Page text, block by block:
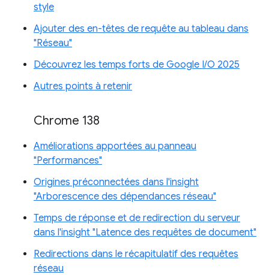
style
Ajouter des en-têtes de requête au tableau dans
"Réseau"
Découvrez les temps forts de Google I/O 2025
Autres points à retenir
Chrome 138
Améliorations apportées au panneau
"Performances"
Origines préconnectées dans l'insight
"Arborescence des dépendances réseau"
Temps de réponse et de redirection du serveur
dans l'insight "Latence des requêtes de document"
Redirections dans le récapitulatif des requêtes
réseau